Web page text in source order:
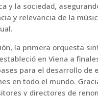
y la sociedad,
y relevancia de la
la primera orquesta
en Viena a
para el desarrollo de
en todo el mundo.
y directores de